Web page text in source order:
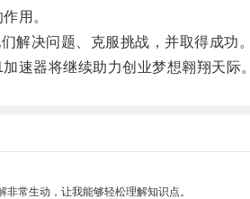
用。
决问题、克服挑战，并取得成功。
器将继续助力创业梦想翱翔天际。
常生动，让我能够轻松理解知识点。